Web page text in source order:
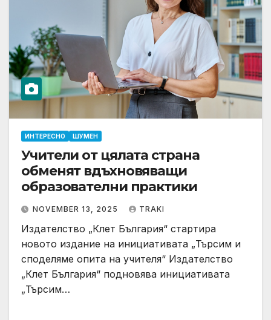
ИНТЕРЕСНО ШУМЕН
Учители от цялата страна
обменят вдъхновяващи
образователни практики
NOVEMBER 13, 2025 TRAKI
Издателство „Клет България“ стартира
новото издание на инициативата „Търсим и
споделяме опита на учителя“ Издателство
„Клет България“ подновява инициативата
„Търсим…